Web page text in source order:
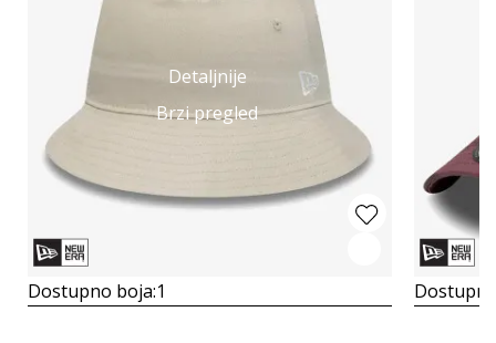
Detaljnije
Brzi pregled
Dostupno boja:1